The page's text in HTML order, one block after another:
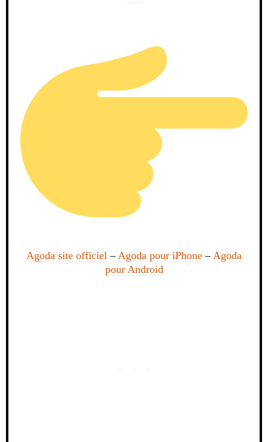
Agoda site officiel –Agoda pour iPhone –Agoda
pour Android